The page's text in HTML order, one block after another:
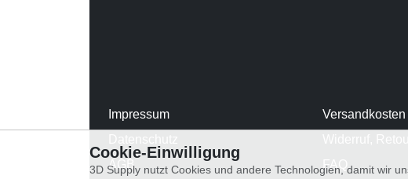
Impressum
AGB
Versandkosten
FAQ
Cookie-Einwilligung
3D Supply nutzt Cookies und andere Technologien, damit wir